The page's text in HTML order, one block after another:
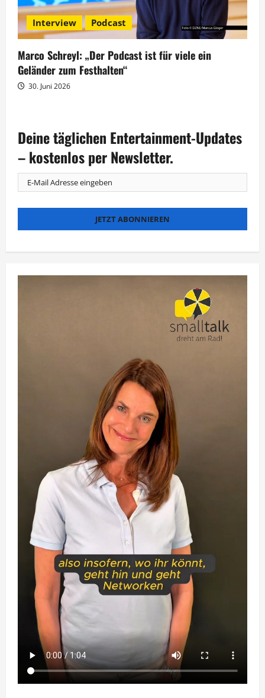
Interview Podcast
Marco Schreyl: „Der Podcast ist für viele ein
Geländer zum Festhalten“
30. Juni 2026
Deine täglichen Entertainment-Updates
– kostenlos per Newsletter.